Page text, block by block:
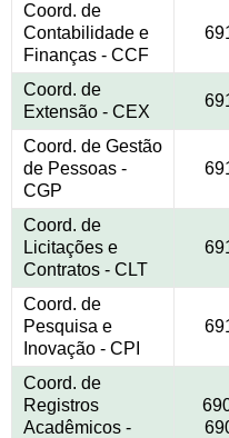
Coord. de
Contabilidade e
Finanças - CCF
Coord. de
Extensão - CEX
Coord. de Gestão
de Pessoas -
CGP
Coord. de
Licitações e
Contratos - CLT
Coord. de
Pesquisa e
Inovação - CPI
Coord. de
Registros
Acadêmicos -